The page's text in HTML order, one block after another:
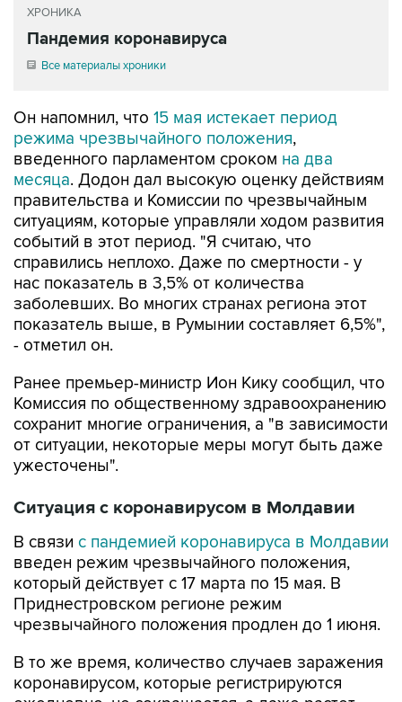
ХРОНИКА
Пандемия коронавируса
Все материалы хроники
Он напомнил, что 15 мая истекает период
режима чрезвычайного положения,
введенного парламентом сроком на два
месяца. Додон дал высокую оценку действиям
правительства и Комиссии по чрезвычайным
ситуациям, которые управляли ходом развития
событий в этот период. "Я считаю, что
справились неплохо. Даже по смертности - у
нас показатель в 3,5% от количества
заболевших. Во многих странах региона этот
показатель выше, в Румынии составляет 6,5%",
- отметил он.
Ранее премьер-министр Ион Кику сообщил, что
Комиссия по общественному здравоохранению
сохранит многие ограничения, а "в зависимости
от ситуации, некоторые меры могут быть даже
ужесточены".
Ситуация с коронавирусом в Молдавии
В связи с пандемией коронавируса в Молдавии
введен режим чрезвычайного положения,
который действует с 17 марта по 15 мая. В
Приднестровском регионе режим
чрезвычайного положения продлен до 1 июня.
В то же время, количество случаев заражения
коронавирусом, которые регистрируются